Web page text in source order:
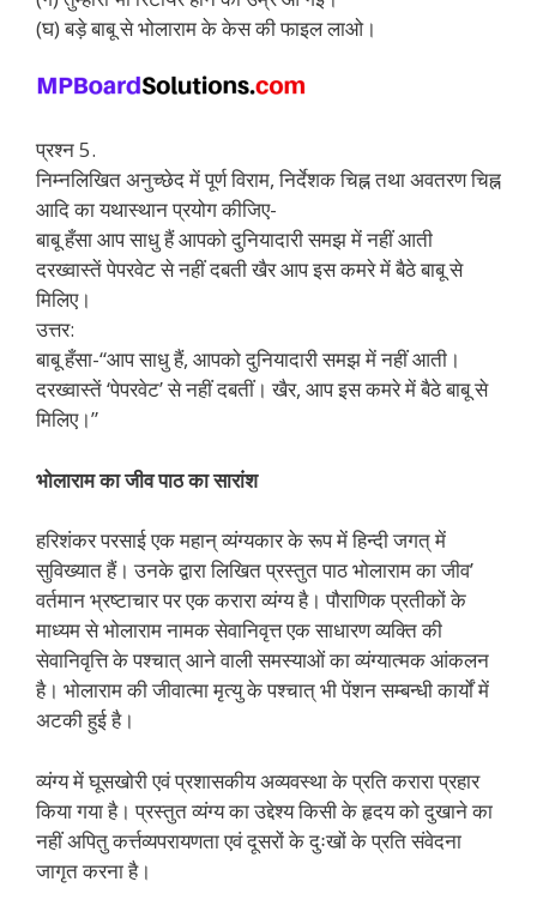
(घ) बड़े बाबू से भोलाराम के केस की फाइल लाओ।
प्रश्न 5.
निम्नलिखित अनुच्छेद में पूर्ण विराम, निर्देशक चिह्न तथा अवतरण चिह्न
आदि का यथास्थान प्रयोग कीजिए-
बाबू हँसा आप साधु हैं आपको दुनियादारी समझ में नहीं आती
दरख्वास्तें पेपरवेट से नहीं दबती खैर आप इस कमरे में बैठे बाबू से
मिलिए।
उत्तर:
बाबू हँसा-“आप साधु हैं, आपको दुनियादारी समझ में नहीं आती।
दरख्वास्तें ‘पेपरवेट’ से नहीं दबतीं। खैर, आप इस कमरे में बैठे बाबू से
मिलिए।”
भोलाराम का जीव पाठ का सारांश
हरिशंकर परसाई एक महान् व्यंग्यकार के रूप में हिन्दी जगत् में
सुविख्यात हैं। उनके द्वारा लिखित प्रस्तुत पाठ भोलाराम का जीव’
वर्तमान भ्रष्टाचार पर एक करारा व्यंग्य है। पौराणिक प्रतीकों के
माध्यम से भोलाराम नामक सेवानिवृत्त एक साधारण व्यक्ति की
सेवानिवृत्ति के पश्चात् आने वाली समस्याओं का व्यंग्यात्मक आंकलन
है। भोलाराम की जीवात्मा मृत्यु के पश्चात् भी पेंशन सम्बन्धी कार्यों में
अटकी हुई है।
व्यंग्य में घूसखोरी एवं प्रशासकीय अव्यवस्था के प्रति करारा प्रहार
किया गया है। प्रस्तुत व्यंग्य का उद्देश्य किसी के हृदय को दुखाने का
नहीं अपितु कर्त्तव्यपरायणता एवं दूसरों के दुःखों के प्रति संवेदना
जागृत करना है।